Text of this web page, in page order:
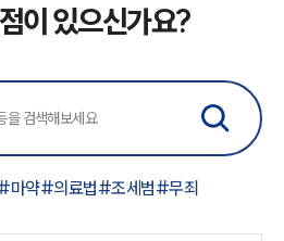
이 있으신가요?
마약#의료법#조세범#무죄